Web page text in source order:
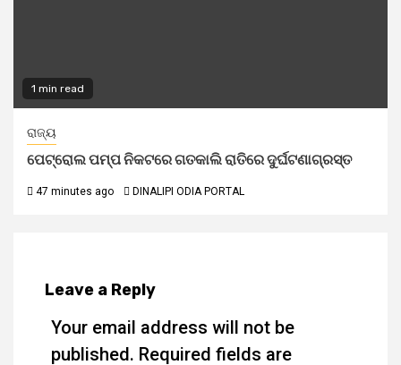
1 min read
ରାଜ୍ୟ
ପେଟ୍ରୋଲ ପମ୍ପ ନିକଟରେ ଗତକାଲି ରାତିରେ ଦୁର୍ଘଟଣାଗ୍ରସ୍ତ
47 minutes ago DINALIPI ODIA PORTAL
Leave a Reply
Your email address will not be
published. Required fields are